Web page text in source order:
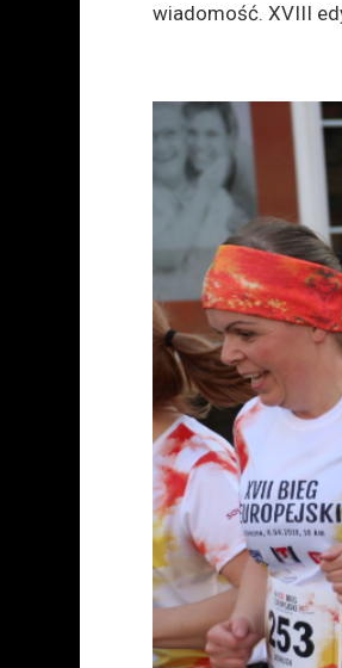
wiadomość. XVIII